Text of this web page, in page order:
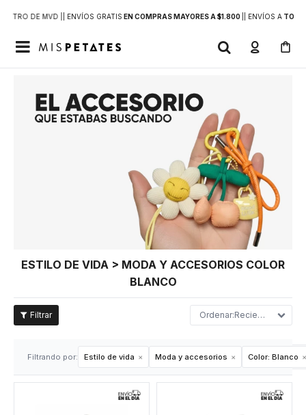
DE MVD | | ENVÍOS GRATIS EN COMPRAS MAYORES A $1.800 | ENVÍOS ATODO

ESTILO DE VIDA > MODA Y ACCESORIOS COLOR
BLANCO
Recientes
Filtrando por: Estilo de vida Moda y accesorios Color: Blanco